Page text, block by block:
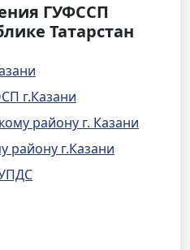
ГУФССП
Татарстан
г.Казани
району г. Казани
району г.Казани